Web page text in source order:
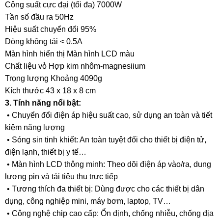
Công suất cực đại (tối đa) 7000W
Tần số đầu ra 50Hz
Hiệu suất chuyển đổi 95%
Dòng không tải < 0.5A
Màn hình hiển thị Màn hình LCD màu
Chất liệu vỏ Hợp kim nhôm-magnesiium
Trọng lượng Khoảng 4090g
Kích thước 43 x 18 x 8 cm
3. Tính năng nổi bật:
• Chuyển đổi điện áp hiệu suất cao, sử dụng an toàn và tiết
kiệm năng lượng
• Sóng sin tinh khiết: An toàn tuyệt đối cho thiết bị điện tử,
điện lạnh, thiết bị y tế…
• Màn hình LCD thông minh: Theo dõi điện áp vào/ra, dung
lượng pin và tải tiêu thụ trực tiếp
• Tương thích đa thiết bị: Dùng được cho các thiết bị dân
dụng, công nghiệp mini, máy bơm, laptop, TV…
• Công nghệ chip cao cấp: Ổn định, chống nhiễu, chống địa